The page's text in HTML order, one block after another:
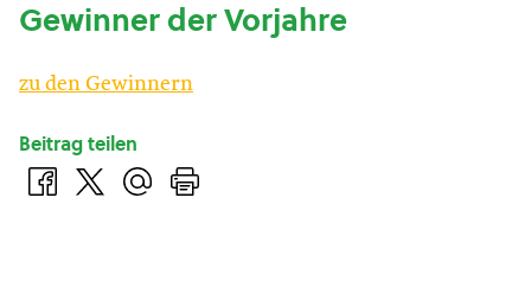
Gewinner der Vorjahre
zu den Gewinnern
Beitrag teilen